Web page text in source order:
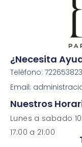
¿Necesita
Teléfono: 722653823
Email:
Nuestros
Lunes a sabado
17:00 a 21:00